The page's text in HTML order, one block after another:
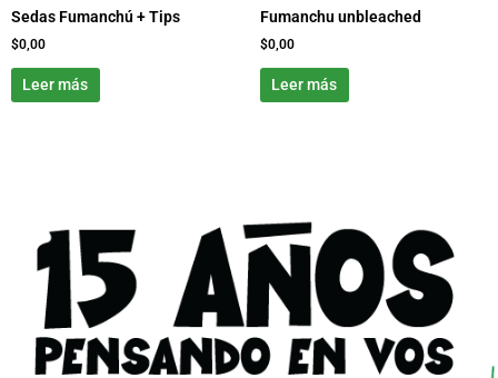
Sedas Fumanchú + Tips
$0,00
Leer más
Fumanchu unbleached
$0,00
Leer más